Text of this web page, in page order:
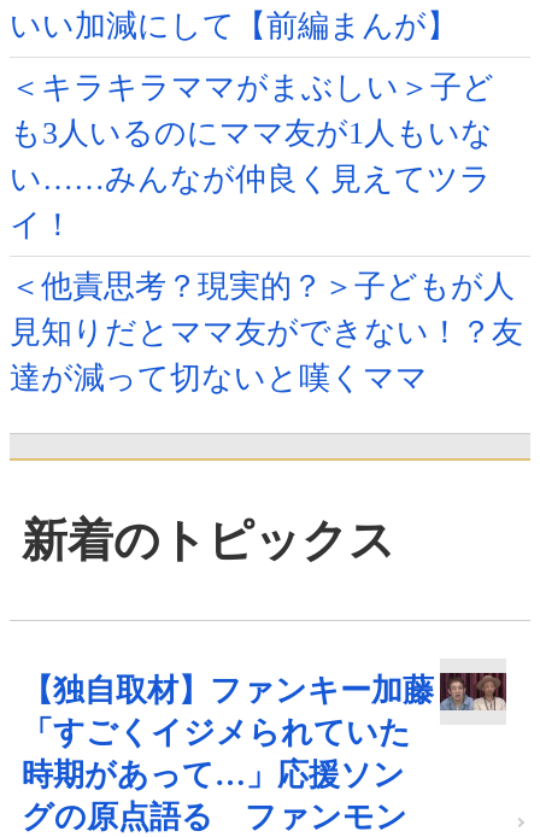
いい加減にして【前編まんが】
＜キラキラママがまぶしい＞子ど
も3人いるのにママ友が1人もいな
い……みんなが仲良く見えてツラ
イ！
＜他責思考？現実的？＞子どもが人
見知りだとママ友ができない！？友
達が減って切ないと嘆くママ
新着のトピックス
【独自取材】ファンキー加藤
「すごくイジメられていた
時期があって…」応援ソン
グの原点語る ファンモン